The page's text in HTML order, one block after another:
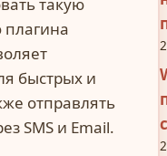
такую
быстрых и
отправлять
SMS и Email.